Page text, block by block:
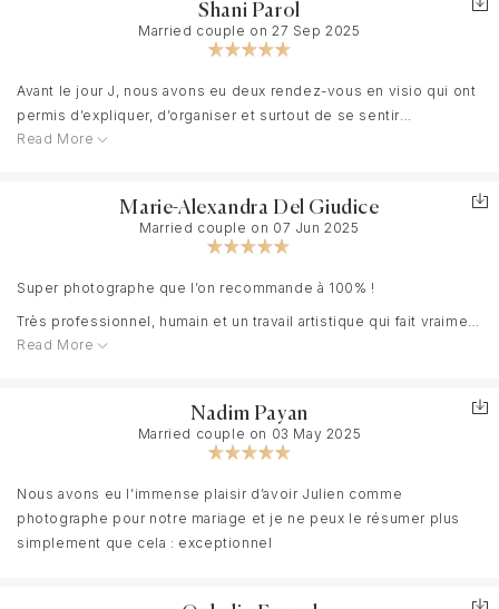
Shani Parol
Married couple on 27 Sep 2025
Avant le jour J, nous avons eu deux rendez-vous en visio qui ont
permis d’expliquer, d’organiser et surtout de se sentir
pleinement en confiance. Tout était clair, fluide, rassurant
Le jour du mariage, il a su se fondre parmi les invités avec une
aisance impressionnante, tout en identifiant naturellement les
personnes qui comptaient le plus pour nous.
Le résultat est à la hauteur de cette préparation : des photos à la
fois naturelles et artistiques, pleines d’émotion, de justesse et
En découvrant les images, nous avons revécu chaque instant,
avec beaucoup de sensibilité.
Un immense merci Julien !!!
Read More
Marie-Alexandra Del Giudice
Married couple on 07 Jun 2025
Super photographe que l’on recommande à 100% !
Très professionnel, humain et un travail artistique qui fait vraiment
la différence et permet un résultat extraordinaire ! C’est vraiment
Le petit plus ? Julien est très sympathique et se fond
parfaitement au milieu des vos amis et votre famille, ce qui rends
Read More
Nadim Payan
Married couple on 03 May 2025
Nous avons eu l’immense plaisir d’avoir Julien comme
photographe pour notre mariage et je ne peux le résumer plus
simplement que cela : exceptionnel